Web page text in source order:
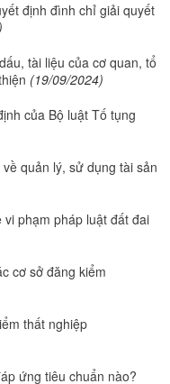
định đình chỉ giải quyết
tài liệu của cơ quan, tổ
(19/09/2024)
của Bộ luật Tố tụng
quản lý, sử dụng tài sản
phạm pháp luật đất đai
cơ sở đăng kiểm
thất nghiệp
ứng tiêu chuẩn nào?